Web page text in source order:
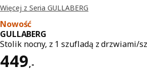
Więcej z Seria GULLABERG
Nowość
GULLABERG
Stolik nocny, z 1 szufladą z drzwiami/
449,-
Cena 449,-